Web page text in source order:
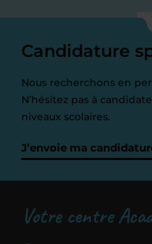
Candidature
Nous recherchons en
N’hésitez pas à
niveaux scolaires.
J’envoie ma
Votre centre